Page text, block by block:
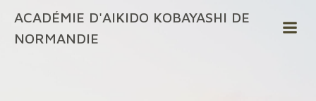
ACADÉMIE D'AIKIDO KOBAYASHI DE
NORMANDIE